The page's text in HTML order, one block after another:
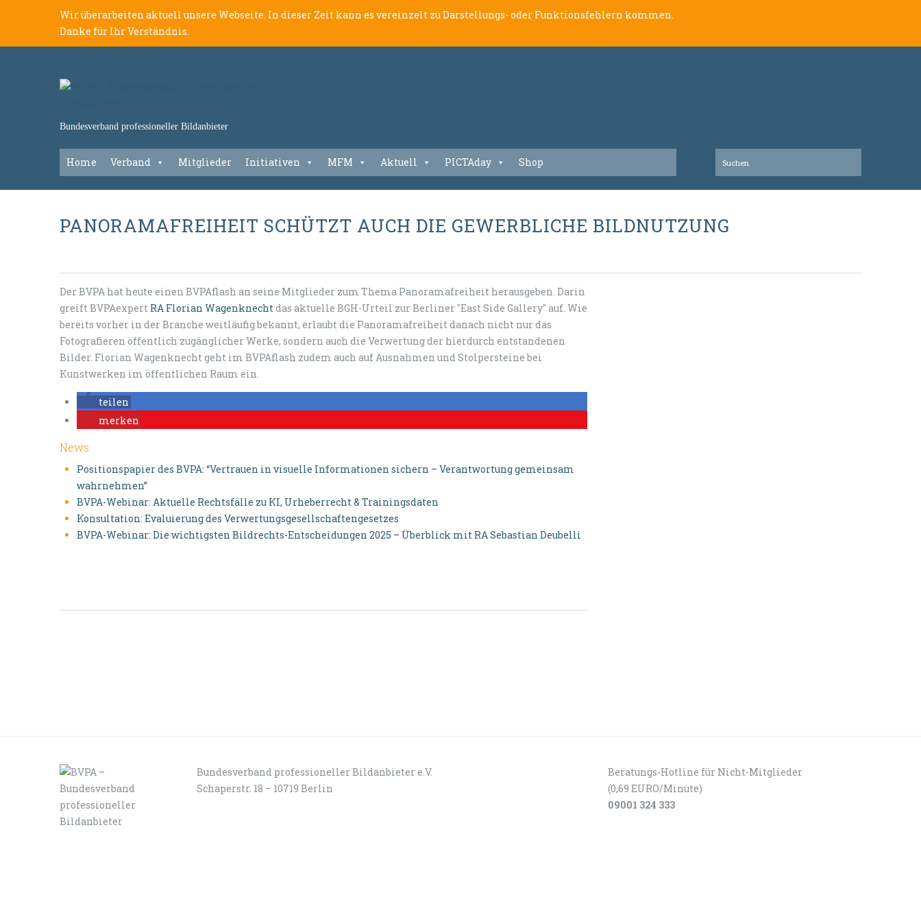
Wir überarbeiten aktuell unsere Webseite. In dieser Zeit kann es vereinzelt zu Darstellungs- oder Funktionsfehlern kommen.
Danke für Ihr Verständnis.
Bundesverband professioneller Bildanbieter
Home Verband Mitglieder Initiativen MFM Aktuell PICTAday Shop
PANORAMAFREIHEIT SCHÜTZT AUCH DIE GEWERBLICHE BILDNUTZUNG
Der BVPA hat heute einen BVPAflash an seine Mitglieder zum Thema Panoramafreiheit herausgeben. Darin
greift BVPAexpert RA Florian Wagenknechtdas aktuelle BGH-Urteil zur Berliner "East Side Gallery" auf. Wie
bereits vorher in der Branche weitläufig bekannt, erlaubt die Panoramafreiheit danach nicht nur das
Fotografieren öffentlich zugänglicher Werke, sondern auch die Verwertung der hierdurch entstandenen
Bilder. Florian Wagenknecht geht im BVPAflash zudem auch auf Ausnahmen und Stolpersteine bei
Kunstwerken im öffentlichen Raum ein.
teilen
merken
News
Positionspapier des BVPA: “Vertrauen in visuelle Informationen sichern – Verantwortung gemeinsam
wahrnehmen”
BVPA-Webinar: Aktuelle Rechtsfälle zu KI, Urheberrecht & Trainingsdaten
Konsultation: Evaluierung des Verwertungsgesellschaftengesetzes
BVPA-Webinar: Die wichtigsten Bildrechts-Entscheidungen 2025 – Überblick mit RA Sebastian Deubelli
Bundesverband professioneller Bildanbieter e.V.
Schaperstr. 18 – 10719 Berlin
Beratungs-Hotline für Nicht-Mitglieder
(0,69 EURO/Minute)
09001 324 333